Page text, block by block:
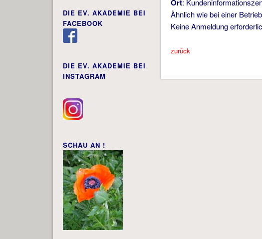
Ort:
Ähnlich wie bei einer
Keine Anmeldung
zurück
DIE EV. AKADEMIE BEI
FACEBOOK
DIE EV. AKADEMIE BEI
INSTAGRAM
SCHAU AN !